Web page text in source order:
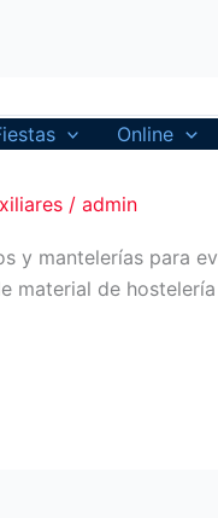
Online
/ admin
y mantelerías para
material de